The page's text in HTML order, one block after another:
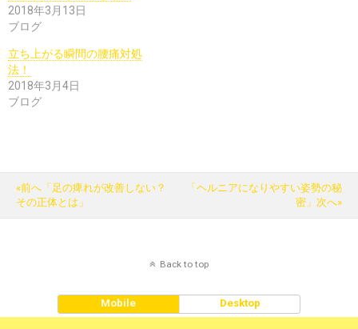
2018年3月13日
ブログ
立ち上がる瞬間の腰痛対処
法！
2018年3月4日
ブログ
«前へ「足の痺れが改善しない？
その正体とは」
「ヘルニアになりやすい姿勢の秘
密」次へ»
Back to top
Mobile Desktop